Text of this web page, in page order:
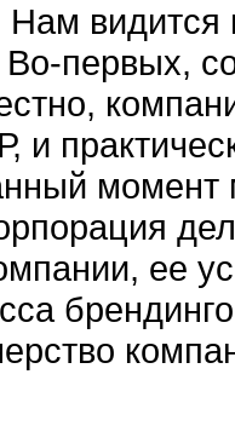
Нам видится
Во-первых,
и
ее